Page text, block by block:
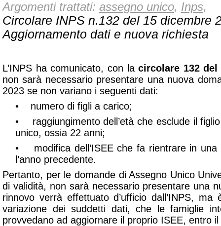
Argomenti trattati: assegno unico, Inps,
Circolare INPS n.132 del 15 dicembre
Aggiornamento dati e nuova richiesta
L’INPS ha comunicato, con lacircolare 132 del
non sarà necessario presentare una nuova
2023 se non variano i seguenti dati:
• numero di figli a carico;
• raggiungimento dell’età che esclude il figlio
unico, ossia 22 anni;
• modifica dell’ISEE che fa rientrare in una
l’anno precedente.
Pertanto, per le domande di Assegno Unico
di validità, non sarà necessario presentare una
rinnovo verrà effettuato d’ufficio dall’INPS, ma
variazione dei suddetti dati, che le famiglie
provvedano ad aggiornare il proprio ISEE, entro